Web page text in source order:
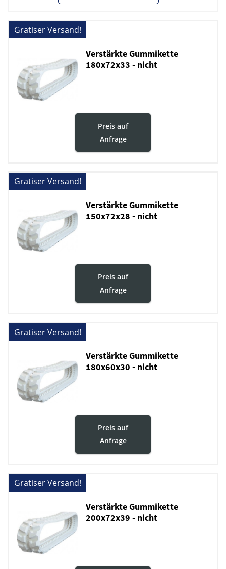
Gratiser Versand!
Verstärkte Gummikette
180x72x33 - nicht
Preis auf
Anfrage
Gratiser Versand!
Verstärkte Gummikette
150x72x28 - nicht
Preis auf
Anfrage
Gratiser Versand!
Verstärkte Gummikette
180x60x30 - nicht
Preis auf
Anfrage
Gratiser Versand!
Verstärkte Gummikette
200x72x39 - nicht